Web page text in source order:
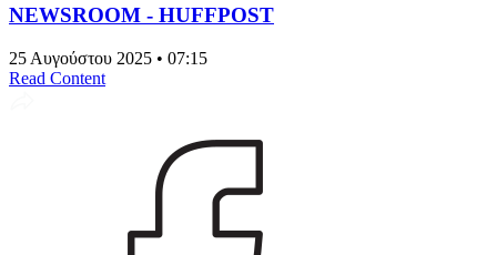
NEWSROOM - HUFFPOST
25 Αυγούστου 2025 • 07:15
Read Content